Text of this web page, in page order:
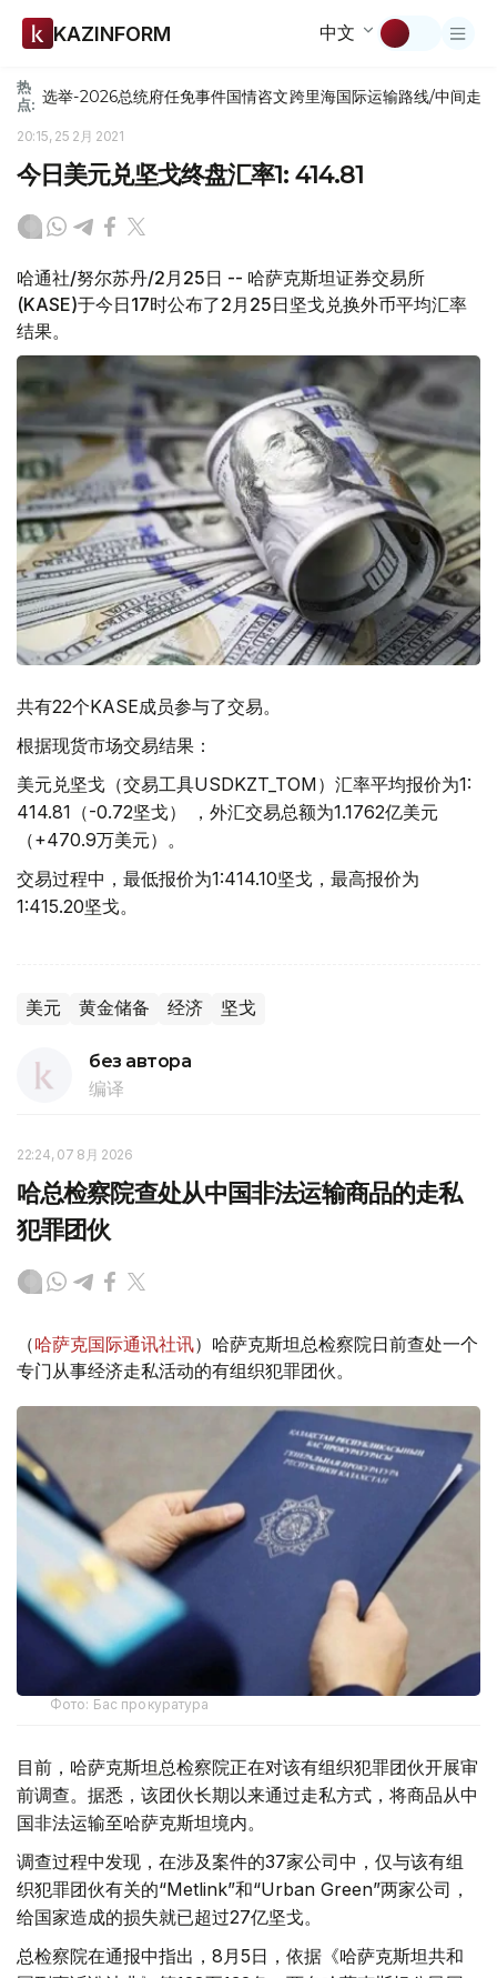
KAZINFORM 中文
热
点: 选举-2026总统府任免事件国情咨文跨里海国际运输路线/中间走廊
20:15, 25 2月 2021
今日美元兑坚戈终盘汇率1: 414.81
哈通社/努尔苏丹/2月25日 -- 哈萨克斯坦证券交易所
(KASE)于今日17时公布了2月25日坚戈兑换外币平均汇率
结果。
共有22个KASE成员参与了交易。
根据现货市场交易结果：
美元兑坚戈（交易工具USDKZT_TOM）汇率平均报价为1:
414.81（-0.72坚戈） ，外汇交易总额为1.1762亿美元
（+470.9万美元）。
交易过程中，最低报价为1:414.10坚戈，最高报价为
1:415.20坚戈。
美元 黄金储备 经济 坚戈
без автора
编译
22:24, 07 8月 2026
哈总检察院查处从中国非法运输商品的走私
犯罪团伙
（哈萨克国际通讯社讯）哈萨克斯坦总检察院日前查处一个
专门从事经济走私活动的有组织犯罪团伙。
Фото: Бас прокуратура
目前，哈萨克斯坦总检察院正在对该有组织犯罪团伙开展审
前调查。据悉，该团伙长期以来通过走私方式，将商品从中
国非法运输至哈萨克斯坦境内。
调查过程中发现，在涉及案件的37家公司中，仅与该有组
织犯罪团伙有关的“Metlink”和“Urban Green”两家公司，
给国家造成的损失就已超过27亿坚戈。
总检察院在通报中指出，8月5日，依据《哈萨克斯坦共和